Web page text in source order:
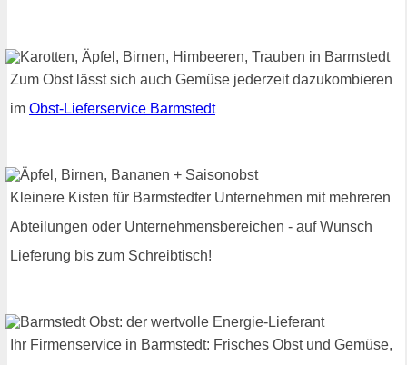
Zum Obst lässt sich auch Gemüse jederzeit dazukombieren
im Obst-Lieferservice Barmstedt
Kleinere Kisten für Barmstedter Unternehmen mit mehreren
Abteilungen oder Unternehmensbereichen - auf Wunsch
Lieferung bis zum Schreibtisch!
Ihr Firmenservice in Barmstedt: Frisches Obst und Gemüse,